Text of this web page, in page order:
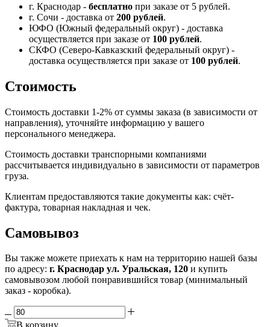
г. Краснодар - бесплатно при заказе от 5 рублей.
г. Сочи - доставка от 200 рублей.
ЮФО (Южный федеральный округ) - доставка
осуществляется при заказе от 100 рублей.
СКФО (Северо-Кавказский федеральный округ) -
доставка осуществляется при заказе от 100 рублей.
Стоимость
Стоимость доставки 1-2% от суммы заказа (в зависимости от
направления), уточняйте информацию у вашего
персонального менеджера.
Стоимость доставки транспорными компаниями
рассчитывается индивидуально в зависимости от параметров
груза.
Клиентам предоставляются такие документы как: счёт-
фактура, товарная накладная и чек.
Самовывоз
Вы также можете приехать к нам на территорию нашей базы
по адресу: г. Краснодар ул. Уральская, 120 и купить
самовывозом любой понравившийся товар (минимальный
заказ - коробка).